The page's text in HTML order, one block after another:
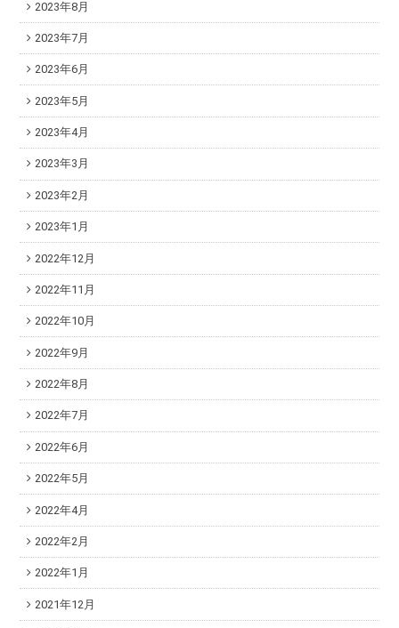
2023年8月
2023年7月
2023年6月
2023年5月
2023年4月
2023年3月
2023年2月
2023年1月
2022年12月
2022年11月
2022年10月
2022年9月
2022年8月
2022年7月
2022年6月
2022年5月
2022年4月
2022年2月
2022年1月
2021年12月